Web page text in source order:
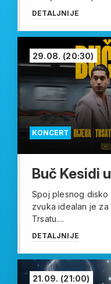
DETALJNIJE
KONCERT
29.08. (20:30)
Buč Kesidi
Spoj plesnog
zvuka idealan je
Trsatu....
DETALJNIJE
21.09. (21:00)